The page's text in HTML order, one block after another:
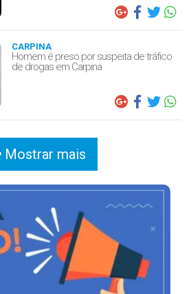
CARPINA
Homem é preso por suspeita de tráfico
de drogas em Carpina
Mostrar mais